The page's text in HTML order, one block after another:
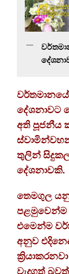
දේශනාවට
අති පූජනීය
තුලින් සිදුකල
දේශනාවකි.
තෙමගුල
පළමුවෙන්ම
එමෙන්ම
අනුව
වැදගත්